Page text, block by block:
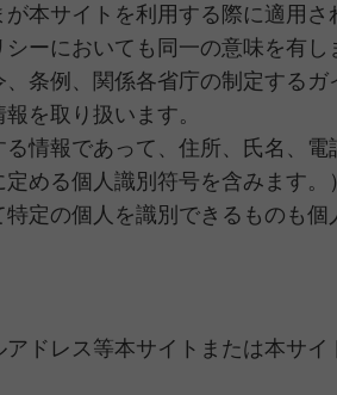
本サイトを利用する際に適用
ーにおいても同一の意味を有し
条例、関係各省庁の制定する
を取り扱います。
情報であって、住所、氏名、
める個人識別符号を含みます
定の個人を識別できるものも個
ドレス等本サイトまたは本サ